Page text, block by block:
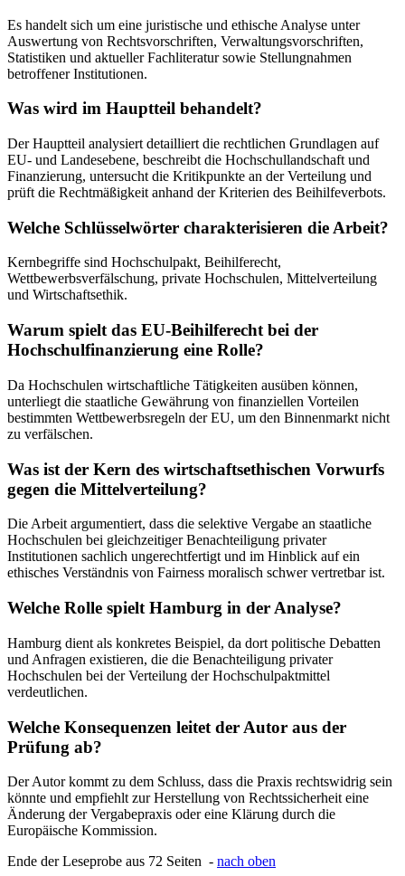
Es handelt sich um eine juristische und ethische Analyse unter
Auswertung von Rechtsvorschriften, Verwaltungsvorschriften,
Statistiken und aktueller Fachliteratur sowie Stellungnahmen
betroffener Institutionen.
Was wird im Hauptteil behandelt?
Der Hauptteil analysiert detailliert die rechtlichen Grundlagen auf
EU- und Landesebene, beschreibt die Hochschullandschaft und
Finanzierung, untersucht die Kritikpunkte an der Verteilung und
prüft die Rechtmäßigkeit anhand der Kriterien des Beihilfeverbots.
Welche Schlüsselwörter charakterisieren die Arbeit?
Kernbegriffe sind Hochschulpakt, Beihilferecht,
Wettbewerbsverfälschung, private Hochschulen, Mittelverteilung
und Wirtschaftsethik.
Warum spielt das EU-Beihilferecht bei der
Hochschulfinanzierung eine Rolle?
Da Hochschulen wirtschaftliche Tätigkeiten ausüben können,
unterliegt die staatliche Gewährung von finanziellen Vorteilen
bestimmten Wettbewerbsregeln der EU, um den Binnenmarkt nicht
zu verfälschen.
Was ist der Kern des wirtschaftsethischen Vorwurfs
gegen die Mittelverteilung?
Die Arbeit argumentiert, dass die selektive Vergabe an staatliche
Hochschulen bei gleichzeitiger Benachteiligung privater
Institutionen sachlich ungerechtfertigt und im Hinblick auf ein
ethisches Verständnis von Fairness moralisch schwer vertretbar ist.
Welche Rolle spielt Hamburg in der Analyse?
Hamburg dient als konkretes Beispiel, da dort politische Debatten
und Anfragen existieren, die die Benachteiligung privater
Hochschulen bei der Verteilung der Hochschulpaktmittel
verdeutlichen.
Welche Konsequenzen leitet der Autor aus der
Prüfung ab?
Der Autor kommt zu dem Schluss, dass die Praxis rechtswidrig sein
könnte und empfiehlt zur Herstellung von Rechtssicherheit eine
Änderung der Vergabepraxis oder eine Klärung durch die
Europäische Kommission.
Ende der Leseprobe aus 72 Seiten - nach oben